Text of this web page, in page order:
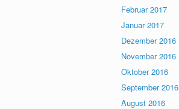
Februar 2017
Januar 2017
Dezember 2016
November 2016
Oktober 2016
September 2016
August 2016